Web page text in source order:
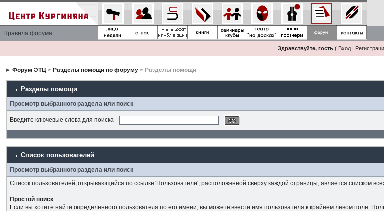
Правила форума
Здравствуйте, гость( Вход|
Форум ЭТЦ > Разделы помощи по форуму > Разделы помощи
Разделы помощи
Просмотр выбранного раздела или поиск
Введите ключевые слова для поиска
Список пользователей
Просмотр выбранного раздела или поиск
Список пользователей, открывающийся по ссылке 'Пользователи', расположенной сверху каждой страницы, является списком
Простой поиск
Если вы хотите найти определенного пользователя по его имени, вы можете ввести имя пользователя в крайнем левом поле.